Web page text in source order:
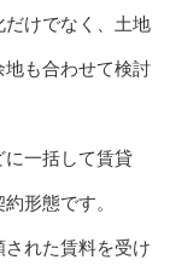
けでなく、土地
も合わせて検討
一括して賃貸
形態です。
れた賃料を受け